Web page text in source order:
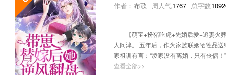
作者： 布歌 周人气1767 总字数
【萌宝+扮猪吃虎+先婚后爱+追妻
人问津。 五年后，作为家族联姻牺牲品
家祖训有言：“凌家没有离婚，只有丧偶
将她堵到墙角，陶织星惊慌失措。 “你不
查看全部>>